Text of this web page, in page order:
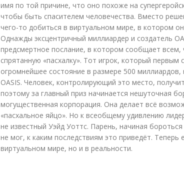
имя по той причине, что оно похоже на
чтобы быть спасителем человечества. Вместо
чего-то добиться в виртуальном мире, в котором
Однажды эксцентричный миллиардер и создатель
предсмертное послание, в котором сообщает всем,
спрятанную «пасхалку». Тот игрок, который
огромнейшее состояние в размере 500
OASIS. Человек, контролирующий это место,
поэтому за главный приз начинается нешуточная
могущественная корпорация. Она делает всё
«пасхальное яйцо». Но к всеобщему удивлению
не известный Уэйд Уоттс. Парень, начиная
не мог, к каким последствиям это приведёт. Теперь
виртуальном мире, но и в реальности.